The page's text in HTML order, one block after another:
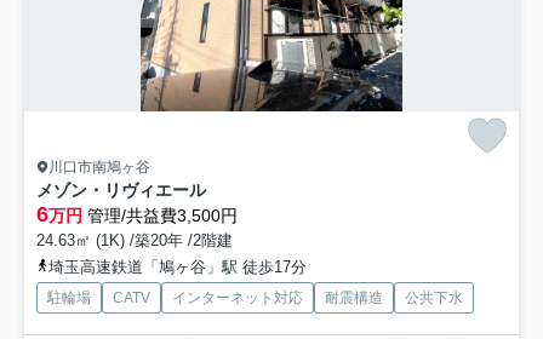
川口市南鳩ヶ谷
メゾン・リヴィエール
6万円 管理/共益費3,500円
24.63㎡ (1K) /築20年 /2階建
埼玉高速鉄道「鳩ヶ谷」駅 徒歩17分
駐輪場 CATV インターネット対応 耐震構造 公共下水